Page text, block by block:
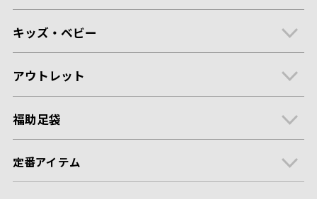
キッズ・ベビー
アウトレット
福助足袋
定番アイテム